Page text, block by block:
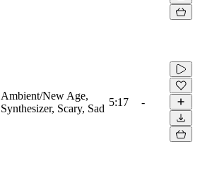
Ambient/New Age,
Synthesizer, Scary, Sad
5:17 -